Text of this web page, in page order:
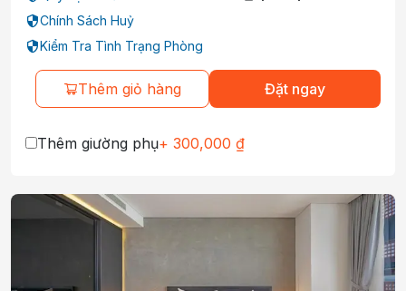
Chính Sách Huỷ
Kiểm Tra Tình Trạng Phòng
Thêm giỏ hàng Đặt ngay
Thêm giường phụ+ 300,000 ₫